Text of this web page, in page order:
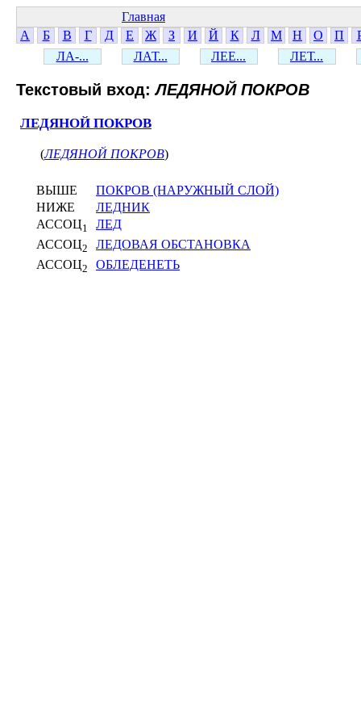
Главная
А
Б В Г Д Е Ж З И Й К Л М Н О П
ЛА-...
ЛАТ... ЛЕЕ... ЛЕТ...
Текстовый вход:ЛЕДЯНОЙ ПОКРОВ
ЛЕДЯНОЙ ПОКРОВ
(ЛЕДЯНОЙ ПОКРОВ)
ВЫШЕ
ПОКРОВ (НАРУЖНЫЙ СЛОЙ)
НИЖЕ
ЛЕДНИК
АССОЦ1
ЛЕД
АССОЦ2
ЛЕДОВАЯ ОБСТАНОВКА
АССОЦ2 ОБЛЕДЕНЕТЬ